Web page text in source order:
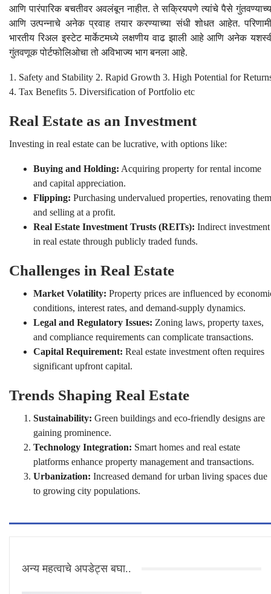
आणि पारंपारिक बचतीवर अवलंबून नाहीत. ते सक्रियपणे त्यांचे पैसे
आणि उत्पन्नाचे अनेक प्रवाह तयार करण्याच्या संधी शोधत आहेत.
भारतीय रिअल इस्टेट मार्केटमध्ये लक्षणीय वाढ झाली आहे आणि अनेक
गुंतवणूक पोर्टफोलिओचा तो अविभाज्य भाग बनला आहे.
1. Safety and Stability 2. Rapid Growth 3. High Potential for
4. Tax Benefits 5. Diversification of Portfolio etc
Real Estate as an Investment
Investing in real estate can be lucrative, with options like:
Buying and Holding: Acquiring property for rental income
and capital appreciation.
Flipping: Purchasing undervalued properties, renovating
and selling at a profit.
Real Estate Investment Trusts (REITs): Indirect investment
in real estate through publicly traded funds.
Challenges in Real Estate
Market Volatility: Property prices are influenced by
conditions, interest rates, and demand-supply dynamics.
Legal and Regulatory Issues: Zoning laws, property taxes,
and compliance requirements can complicate transactions.
Capital Requirement: Real estate investment often requires
significant upfront capital.
Trends Shaping Real Estate
Sustainability: Green buildings and eco-friendly designs are
gaining prominence.
Technology Integration: Smart homes and real estate
platforms enhance property management and transactions.
Urbanization: Increased demand for urban living spaces due
to growing city populations.
अन्य महत्वाचे अपडेट्स बघा..